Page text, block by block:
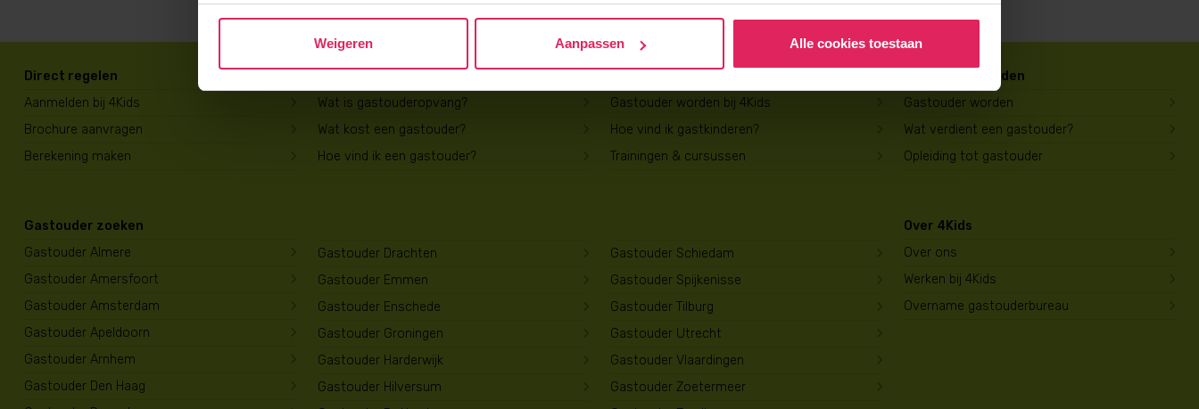
Weigeren Aanpassen Alle cookies toestaan
Direct regelen
Aanmelden bij 4Kids
Brochure aanvragen
Berekening maken
Wat is gastouderopvang?
Wat kost een gastouder?
Hoe vind ik een gastouder?
Gastouder worden bij 4Kids
Hoe vind ik gastkinderen?
Trainingen & cursussen
Gastouder worden
Gastouder worden
Wat verdient een gastouder?
Opleiding tot gastouder
Gastouder zoeken
Gastouder Almere
Gastouder Amersfoort
Gastouder Amsterdam
Gastouder Apeldoorn
Gastouder Arnhem
Gastouder Den Haag
Gastouder Drachten
Gastouder Emmen
Gastouder Enschede
Gastouder Groningen
Gastouder Harderwijk
Gastouder Hilversum
Gastouder Schiedam
Gastouder Spijkenisse
Gastouder Tilburg
Gastouder Utrecht
Gastouder Vlaardingen
Gastouder Zoetermeer
Over 4Kids
Over ons
Werken bij 4Kids
Overname gastouderbureau